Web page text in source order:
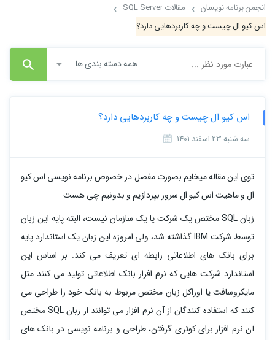
انجمن برنامه نویسان
مقالات SQL Server
اس کیو ال چیست و چه کاربردهایی دارد؟
همه دسته بندی ها
اس کیو ال چیست و چه کاربردهایی دارد؟
سه شنبه 23 اسفند 1401
توی این مقاله میخایم بصورت مفصل در خصوص برنامه نویسی اس کیو
ال و ماهیت اس کیو ال سرور بپردازیم و بدونیم چی هست
زبان SQL مختص یک شرکت یا یک سازمان نیست، البته پایه این زبان
توسط شرکت IBM گذاشته شد، ولی امروزه این زبان یک استاندارد پایه
برای بانک های اطلاعاتی رابطه ای تعریف می کند. بر اساس این
استاندارد شرکت هایی که نرم افزار بانک اطلاعاتی تولید می کنند مثل
مایکروسافت یا اوراکل زبان مختص مربوط به بانک خود را طراحی می
کنند که استفاده کنندگان از آن نرم افزار می توانند از زبان SQL مختص
آن نرم افزار برای کوئری گرفتن، طراحی و برنامه نویسی در بانک های